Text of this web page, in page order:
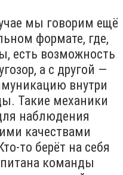
мы говорим ещё
формате, где,
есть возможность
а с другой —
внутри
Такие механики
наблюдения
качествами
то берёт на себя
команды